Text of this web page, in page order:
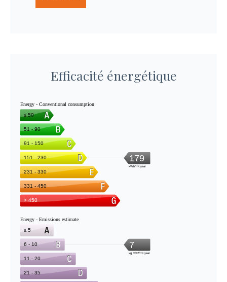
Efficacité énergétique